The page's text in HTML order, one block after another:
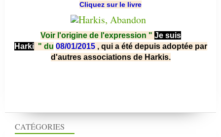
CATÉGORIES
Cliquez sur le livre
Voir l'origine de l'expression " Je suis
Harki " du 08/01/2015 , qui a été depuis adoptée par
d'autres associations de Harkis.